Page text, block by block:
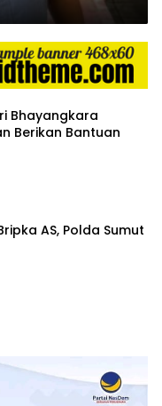
Bhayangkara
Berikan Bantuan
AS, Polda Sumut